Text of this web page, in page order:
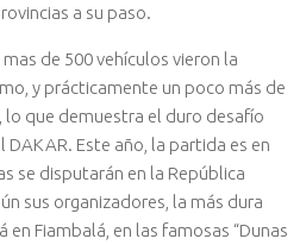
a su paso.
de 500 vehículos vieron la
y prácticamente un poco más de
que demuestra el duro desafío
Este año, la partida es en
se disputarán en la República
sus organizadores, la más dura
Fiambalá, en las famosas “Dunas